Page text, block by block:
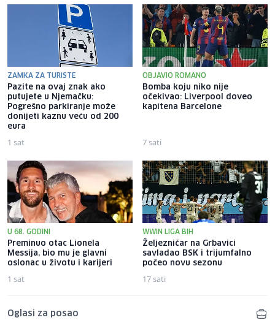
ZAMKA ZA TURISTE
Pazite na ovaj znak ako
putujete u Njemačku:
Pogrešno parkiranje može
donijeti kaznu veću od 200
eura
1 sat
OBJAVIO ROMANO
Bomba koju niko nije
očekivao: Liverpool doveo
kapitena Barcelone
7 sati
U 68. GODINI
Preminuo otac Lionela
Messija, bio mu je glavni
oslonac u životu i karijeri
1 sat
WWIN LIGA BIH
Željezničar na Grbavici
savladao BSK i trijumfalno
počeo novu sezonu
17 sati
Oglasi za posao